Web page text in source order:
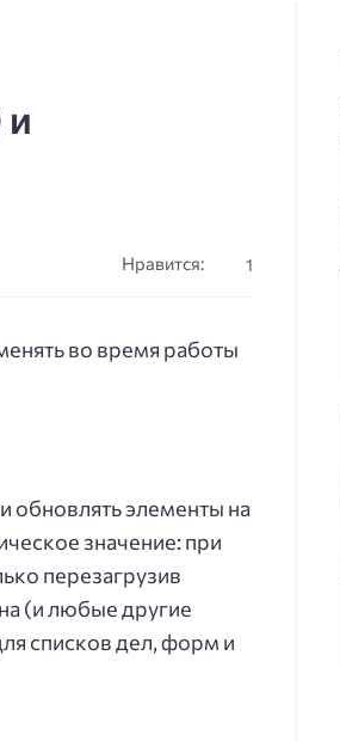
Нравится: 1
во время работы
обновлять элементы на
значение: при
перезагрузив
(и любые другие
списков дел, форм и